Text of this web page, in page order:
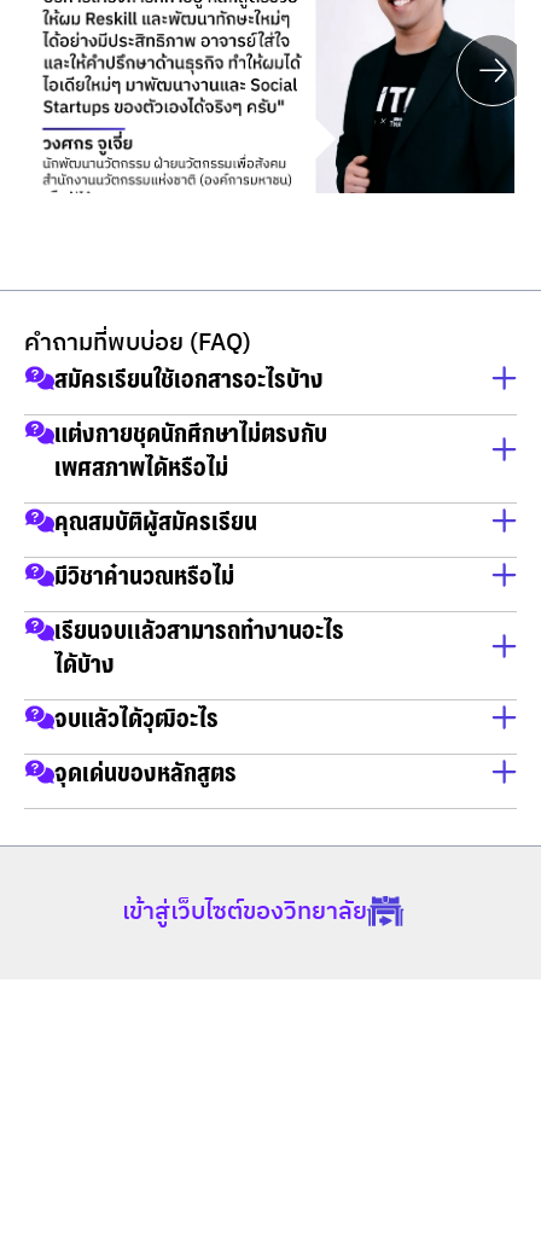
คำถามที่พบบ่อย (FAQ)
สมัครเรียนใช้เอกสารอะไรบ้าง
สำเนาบัตรประชาชน
สำเนาทะเบียนบ้าน
วุฒิการศึกษา
แต่งกายชุดนักศึกษาไม่ตรงกับ
เพศสภาพได้หรือไม่
ใส่ได้คุณสมบัติผู้สมัครเรียน
เป็นผู้จบการศึกษาในวุฒิ ม.6 / กศน / ปวช / ปวส และ ปริญญา
มีวิชาคำนวณหรือไม่
ไม่มีเรียนจบเเล้วสามารถทำงานอะไร
ได้บ้าง
📌ผู้บริหารงานลูกค้า
📌ที่ปรึกษาด้านการจัดการ
📌นักพัฒนาองค์กร
📌งานด้านการควบคุมคุณภาพภายในองค์กร
จบแล้วได้วุฒิอะไร
บริหาร หลักสูตรการจัดการ
จุดเด่นของหลักสูตร
ด้านกลยุทธ์ธุรกิจดิจิทัล ชูธงการเรียนรู้ที่แตกต่าง สิ่งเสริม
เป็นกล้าคิด  สู่นักธุรกิจดิจิทัล
เข้าสู่เว็บไซต์ของวิทยาลัย